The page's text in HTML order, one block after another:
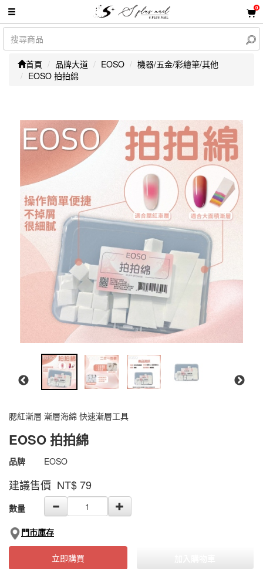
0
首頁 品牌大道 EOSO
機器/五金/彩繪筆/其他
EOSO 拍拍綿
腮紅漸層 漸層海綿 快速漸層工具
EOSO 拍拍綿
商品代號 4711075576494
4711075576494
品牌 EOSO
建議售價 NT$79
GOODS000000000000002178326
數量
門市庫存
立即購買